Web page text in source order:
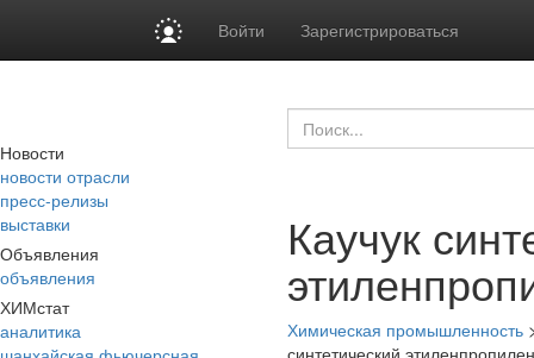
Войти Зарегистрироваться
Новости
новости отрасли
пресс-релизы
выставки
Объявления
объявления
ХИМстат
аналитика
Каучук
Химическая промышленность
синтетический